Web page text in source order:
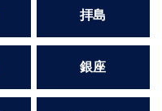
拝島
銀座